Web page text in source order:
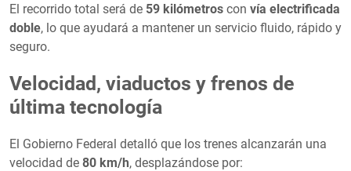
El recorrido total será de 59 kilómetros con vía electrificada
doble, lo que ayudará a mantener un servicio fluido, rápido y
seguro.
Velocidad, viaductos y frenos de
última tecnología
El Gobierno Federal detalló que los trenes alcanzarán una
velocidad de 80 km/h, desplazándose por: